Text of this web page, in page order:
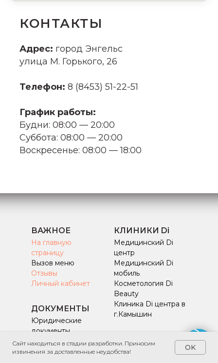
Сайт находиться в стадии разработки. Приносим
извинения за доставленные неудобства!
OK
КОНТАКТЫ
Адрес: город Энгельс
улица М. Горького, 26
Телефон: 8 (8453) 51-22-51
График работы:
Будни: 08:00 — 20:00
Суббота: 08:00 — 20:00
Воскресенье: 08:00 — 18:00
ВАЖНОЕ КЛИНИКИ Di
ДОКУМЕНТЫ
Медицинский Di
центр
Медицинский Di
мобиль
Косметология Di
Beauty
Клиника Di центра в
г.Камышин
На главную
страницу
Вызов меню
Отзывы
Личный кабинет
Юридические
документы
График работы
врачей